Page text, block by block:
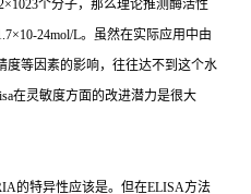
个分子，那么理论推测酶活性
24mol/L。虽然在实际应用中由
度等因素的影响，往往达不到这个水
在灵敏度方面的改进潜力是很大
的特异性应该是。但在ELISA方法